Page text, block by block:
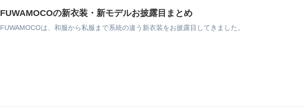
FUWAMOCOの新衣装・新モデルお披露目まとめ
FUWAMOCOは、和服から私服まで系統の違う新衣装をお披露目してきました。